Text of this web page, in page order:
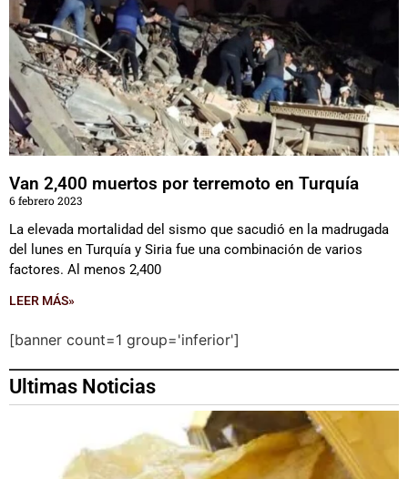
Van 2,400 muertos por terremoto en Turquía
6 febrero 2023
La elevada mortalidad del sismo que sacudió en la madrugada
del lunes en Turquía y Siria fue una combinación de varios
factores. Al menos 2,400
LEER MÁS»
[banner count=1 group='inferior']
Ultimas Noticias